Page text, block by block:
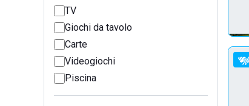
TV
Giochi da tavolo
Carte
Videogiochi
Piscina